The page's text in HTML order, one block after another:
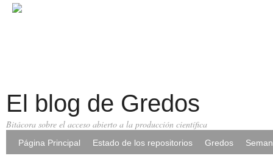
El blog de Gredos
Bitácora sobre el acceso abierto a la producción científica
Página Principal Estado de los repositorios Gredos